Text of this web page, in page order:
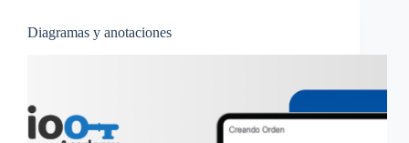
Diagramas y anotaciones